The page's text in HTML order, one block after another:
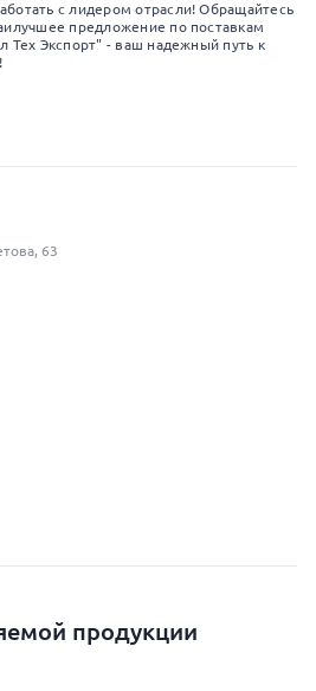
с лидером отрасли! Обращайтесь
предложение по поставкам
Тех Экспорт" - ваш надежный путь к
63
продукции